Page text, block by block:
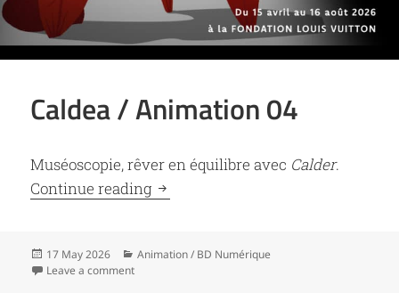
Caldea / Animation 04
Muséoscopie, rêver en équilibre avec Calder.
Continue reading Caldea / Animation 04
Posted
on
17 May 2026 Categories
Animation / BD Numérique
Leave a commenton Caldea / Animation 04